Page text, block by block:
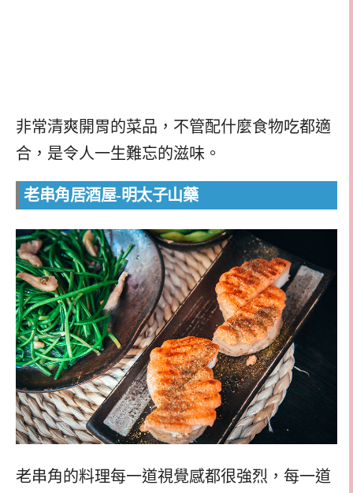
非常清爽開胃的菜品，不管配什麼食物吃都適
合，是令人一生難忘的滋味。
老串角居酒屋-明太子山藥
老串角的料理每一道視覺感都很強烈，每一道